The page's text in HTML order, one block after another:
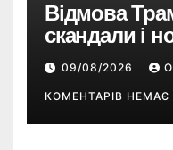
Відмова
скандали і
України –
09/08/2026
КОМЕНТАРІВ НЕМАЄ